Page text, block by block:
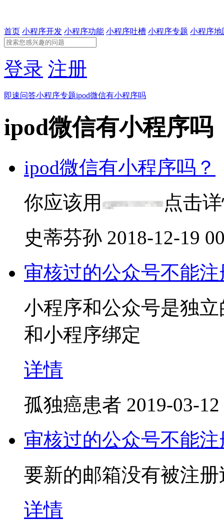
首页 小程序开发 小程序功能 小程序吐槽 小程序专题 小程序地
登录 注册
即速问答小程序专题ipod微信有小程序吗
ipod微信有小程序吗
ipod微信有小程序吗？
你应该用
点击
史蒂芬孙 2018-12-19
审核过的公众号不能
小程序和公众号是独
和小程序绑定
详情
孤独癌患者 2019-03-
审核过的公众号不能
要新的邮箱没有被注
详情